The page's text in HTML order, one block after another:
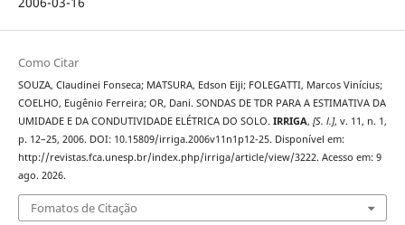
Como Citar
SOUZA, Claudinei Fonseca; MATSURA, Edson Eiji; FOLEGATTI, Marcos Vinícius;
COELHO, Eugênio Ferreira; OR, Dani. SONDAS DE TDR PARA A ESTIMATIVA DA
UMIDADE E DA CONDUTIVIDADE ELÉTRICA DO SOLO. IRRIGA, [S. l.], v. 11, n. 1,
p. 12–25, 2006. DOI: 10.15809/irriga.2006v11n1p12-25. Disponível em:
http://revistas.fca.unesp.br/index.php/irriga/article/view/3222. Acesso em: 9
ago. 2026.
Fomatos de Citação